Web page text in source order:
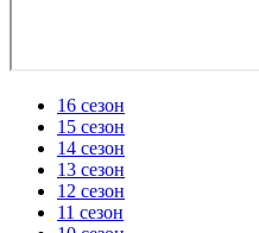
16 сезон
15 сезон
14 сезон
13 сезон
12 сезон
11 сезон